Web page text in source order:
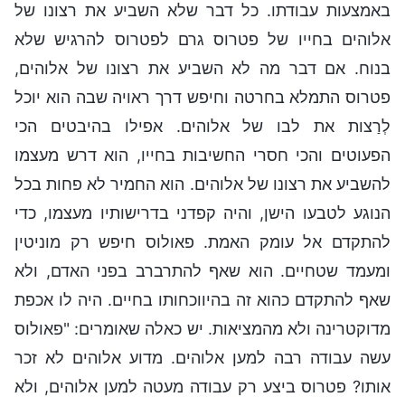
באמצעות עבודתו. כל דבר שלא השביע את רצונו של
אלוהים בחייו של פטרוס גרם לפטרוס להרגיש שלא
בנוח. אם דבר מה לא השביע את רצונו של אלוהים,
פטרוס התמלא בחרטה וחיפש דרך ראויה שבה הוא יוכל
לְרַצות את לבו של אלוהים. אפילו בהיבטים הכי
הפעוטים והכי חסרי החשיבות בחייו, הוא דרש מעצמו
להשביע את רצונו של אלוהים. הוא החמיר לא פחות בכל
הנוגע לטבעו הישן, והיה קפדני בדרישותיו מעצמו, כדי
להתקדם אל עומק האמת. פאולוס חיפש רק מוניטין
ומעמד שטחיים. הוא שאף להתרברב בפני האדם, ולא
שאף להתקדם כהוא זה בהיווכחותו בחיים. היה לו אכפת
מדוקטרינה ולא מהמציאות. יש כאלה שאומרים: "פאולוס
עשה עבודה רבה למען אלוהים. מדוע אלוהים לא זכר
אותו? פטרוס ביצע רק עבודה מעטה למען אלוהים, ולא